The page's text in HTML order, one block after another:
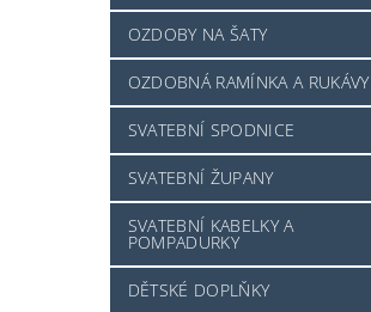
OZDOBY NA ŠATY
OZDOBNÁ RAMÍNKA A RUKÁVY
SVATEBNÍ SPODNICE
SVATEBNÍ ŽUPANY
SVATEBNÍ KABELKY A
POMPADURKY
DĚTSKÉ DOPLŇKY